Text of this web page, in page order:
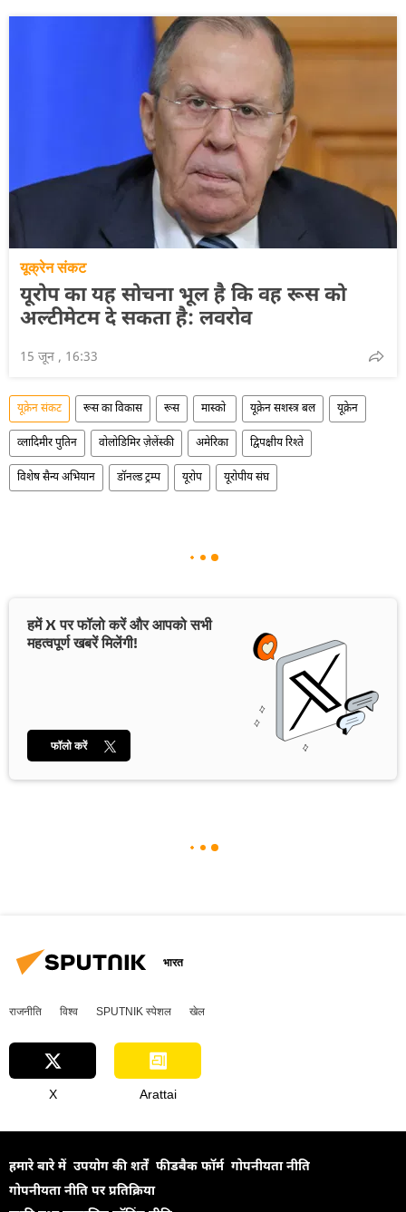
यूक्रेन संकट
यूरोप का यह सोचना भूल है कि वह रूस को
अल्टीमेटम दे सकता है: लवरोव
15 जून , 16:33
यूक्रेन संकट रूस का विकास रूस मास्को यूक्रेन सशस्त्र बल यूक्रेन
व्लादिमीर पुतिन वोलोडिमिर ज़ेलेंस्की अमेरिका द्विपक्षीय रिश्ते
विशेष सैन्य अभियान डॉनल्ड ट्रम्प यूरोप यूरोपीय संघ
हमें X पर फॉलो करें और आपको सभी
महत्वपूर्ण खबरें मिलेंगी!
फॉलो करें
भारत
राजनीति विश्व SPUTNIK स्पेशल खेल
X Arattai
हमारे बारे में उपयोग की शर्तें फीडबैक फॉर्म गोपनीयता नीति
गोपनीयता नीति पर प्रतिक्रिया